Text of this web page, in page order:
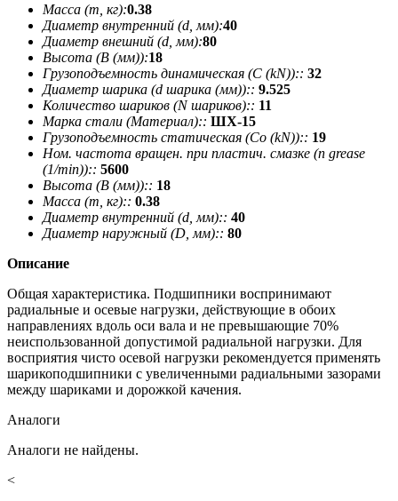
Масса (m, кг):0.38
Диаметр внутренний (d, мм):40
Диаметр внешний (d, мм):80
Высота (В (мм)):18
Грузоподъемность динамическая (C (kN)):: 32
Диаметр шарика (d шарика (мм)):: 9.525
Количество шариков (N шариков):: 11
Марка стали (Материал):: ШХ-15
Грузоподъемность статическая (Co (kN)):: 19
Ном. частота вращен. при пластич. смазке (n grease
(1/min)):: 5600
Высота (В (мм)):: 18
Масса (m, кг):: 0.38
Диаметр внутренний (d, мм):: 40
Диаметр наружный (D, мм):: 80
Описание
Общая характеристика. Подшипники воспринимают
радиальные и осевые нагрузки, действующие в обоих
направлениях вдоль оси вала и не превышающие 70%
неиспользованной допустимой радиальной нагрузки. Для
восприятия чисто осевой нагрузки рекомендуется применять
шарикоподшипники с увеличенными радиальными зазорами
между шариками и дорожкой качения.
Аналоги
Аналоги не найдены.
<